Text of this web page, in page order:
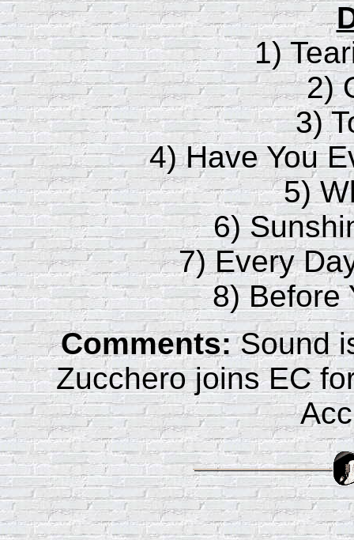
1)
2)
3)
4) Have You
5)
6)
7) Every
8) Before
Comments:Sound
Zucchero joins EC